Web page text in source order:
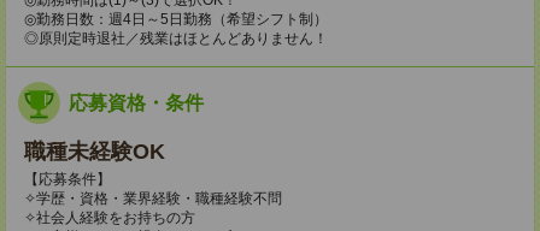
◎勤務日数：週4日～5日勤務（希望シフト制）
◎原則定時退社／残業はほとんどありません！
応募資格・条件
職種未経験OK
【応募条件】
✧学歴・資格・業界経験・職種経験不問
✧社会人経験をお持ちの方